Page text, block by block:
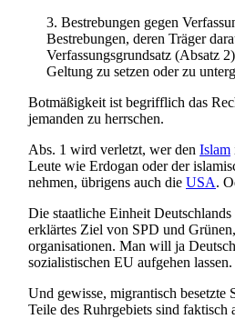
3. Bestrebungen gegen
Bestrebungen, deren Träger
Verfassungsgrundsatz (Absatz
Geltung zu setzen oder zu
Botmäßigkeit ist begrifflich das
jemanden zu herrschen.
Abs. 1 wird verletzt, wer den Islam
Leute wie Erdogan oder der
nehmen, übrigens auch die USA.
Die staatliche Einheit
erklärtes Ziel von SPD und
organisationen. Man will ja
sozialistischen EU aufgehen lassen.
Und gewisse, migrantisch
Teile des Ruhrgebiets sind faktisch